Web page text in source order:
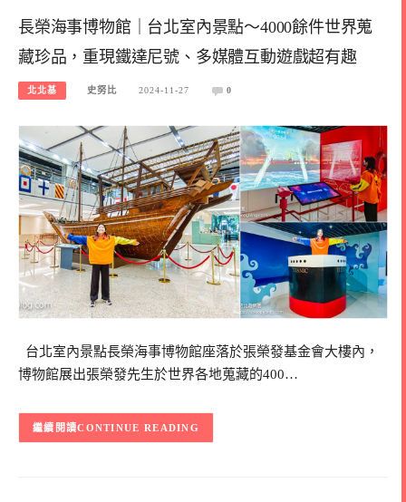
長榮海事博物館｜台北室內景點～4000餘件世界蒐
藏珍品，重現鐵達尼號、多媒體互動遊戲超有趣
北北基 史努比 2024-11-27 0
台北室內景點長榮海事博物館座落於張榮發基金會大樓內，
博物館展出張榮發先生於世界各地蒐藏的400…
CONTINUE READING